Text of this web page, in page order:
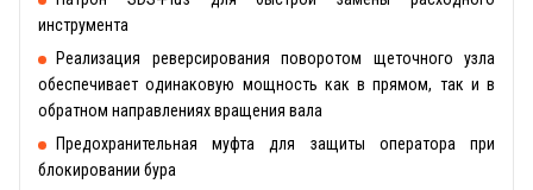
инструмента
Реализация реверсирования поворотом щеточного узла
обеспечивает одинаковую мощность как в прямом, так и в
обратном направлениях вращения вала
Предохранительная муфта для защиты оператора при
блокировании бура